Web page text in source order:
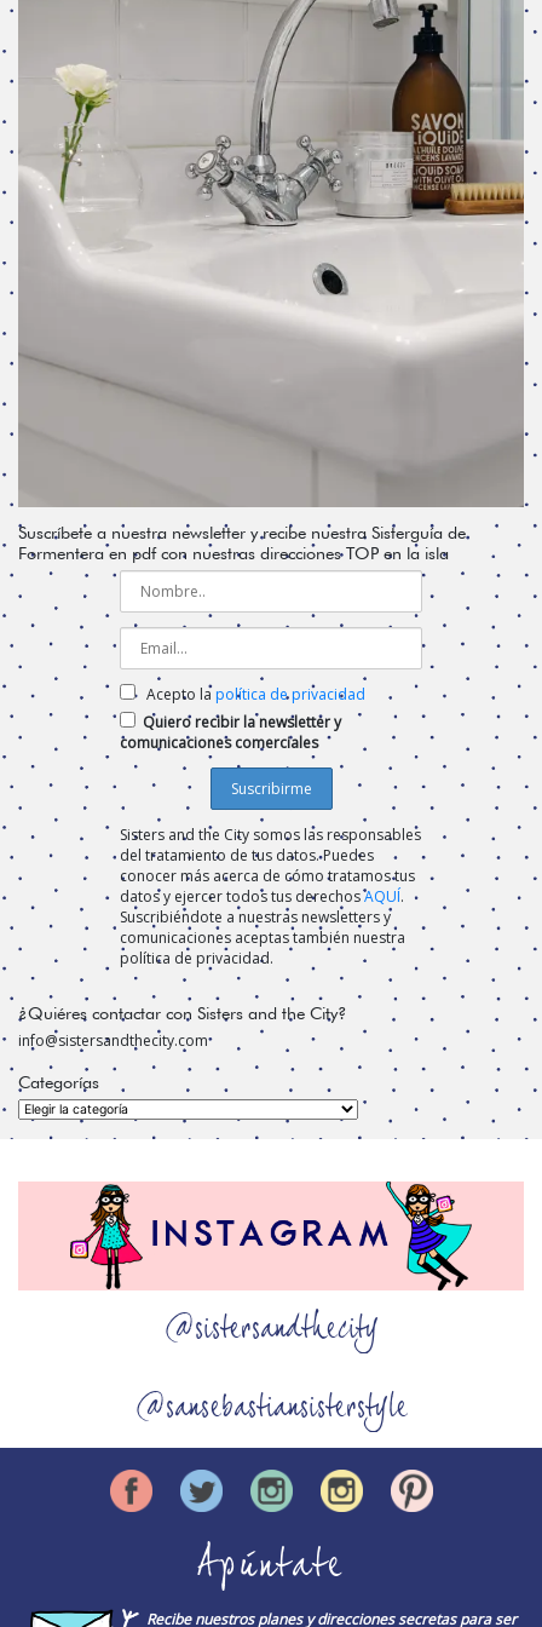
Suscríbete a nuestra newsletter y recibe nuestra Sisterguía de
Formentera en pdf con nuestras direcciones TOP en la isla
Acepto la política de privacidad
Quiero recibir la newsletter y
comunicaciones comerciales
Sisters and the City somos las responsables
del tratamiento de tus datos. Puedes
conocer más acerca de cómo tratamos tus
datos y ejercer todos tus derechosAQUÍ.
Suscribiéndote a nuestras newsletters y
comunicaciones aceptas también nuestra
política de privacidad.
¿Quiéres contactar con Sisters and the City?
info@sistersandthecity.com
Categorías
Categorías
@sistersandthecity
@sansebastiansisterstyle
Apúntate
Recibe nuestros planes y direcciones secretas para ser